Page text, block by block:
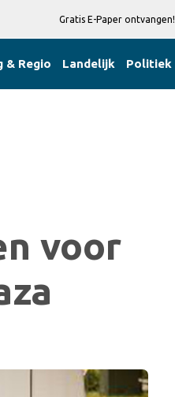
Gratis E-Paper ontvangen!
& Regio Landelijk Politiek
voor